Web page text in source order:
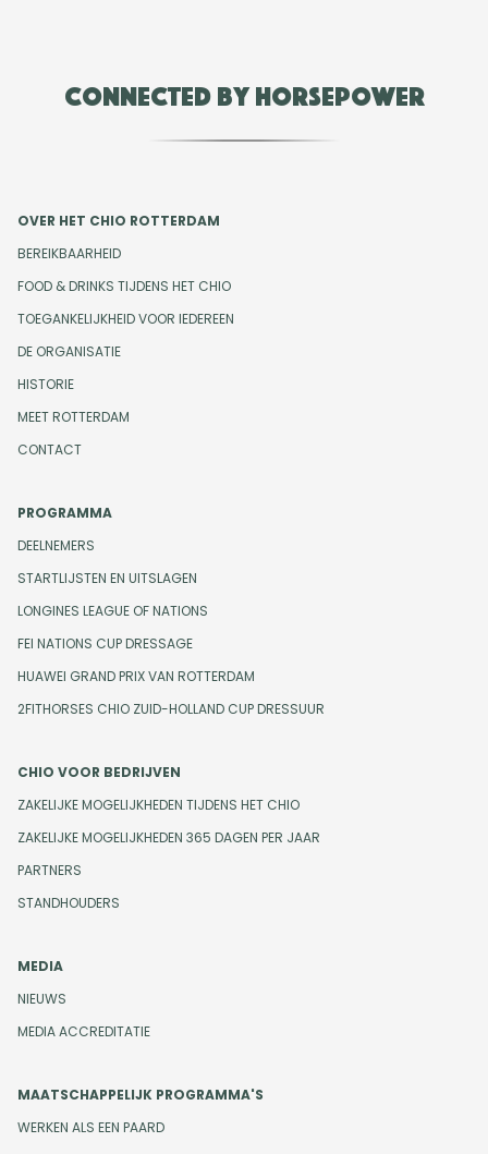
Connected by Horsepower
OVER HET CHIO ROTTERDAM
BEREIKBAARHEID
FOOD & DRINKS TIJDENS HET CHIO
TOEGANKELIJKHEID VOOR IEDEREEN
DE ORGANISATIE
HISTORIE
MEET ROTTERDAM
CONTACT
PROGRAMMA
DEELNEMERS
STARTLIJSTEN EN UITSLAGEN
LONGINES LEAGUE OF NATIONS
FEI NATIONS CUP DRESSAGE
HUAWEI GRAND PRIX VAN ROTTERDAM
2FITHORSES CHIO ZUID-HOLLAND CUP DRESSUUR
CHIO VOOR BEDRIJVEN
ZAKELIJKE MOGELIJKHEDEN TIJDENS HET CHIO
ZAKELIJKE MOGELIJKHEDEN 365 DAGEN PER JAAR
PARTNERS
STANDHOUDERS
MEDIA
NIEUWS
MEDIA ACCREDITATIE
MAATSCHAPPELIJK PROGRAMMA'S
WERKEN ALS EEN PAARD